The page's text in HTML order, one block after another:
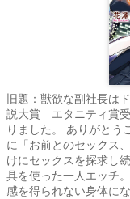
旧題：獣欲な副社長は
説大賞 エタニティ賞受
りました。 ありがとう
に「お前とのセックス
けにセックスを探求し
具を使った一人エッチ
感を得られない身体に